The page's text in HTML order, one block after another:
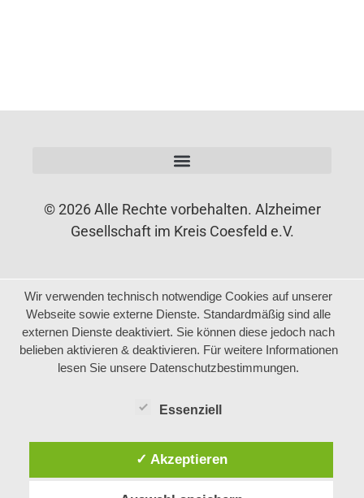
© 2026 Alle Rechte vorbehalten. Alzheimer
Gesellschaft im Kreis Coesfeld e.V.
Wir verwenden technisch notwendige Cookies auf unserer
Webseite sowie externe Dienste. Standardmäßig sind alle
externen Dienste deaktiviert. Sie können diese jedoch nach
belieben aktivieren & deaktivieren. Für weitere Informationen
lesen Sie unsere Datenschutzbestimmungen.
Essenziell
✓ Akzeptieren